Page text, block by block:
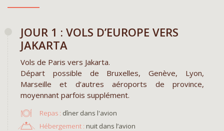
JOUR 1 : VOLS D’EUROPE VERS
JAKARTA
Vols de Paris vers Jakarta.
Départ possible de Bruxelles, Genève, Lyon,
Marseille et d’autres aéroports de province,
moyennant parfois supplément.
Repas : dîner dans l'avion
Hébergement : nuit dans l’avion